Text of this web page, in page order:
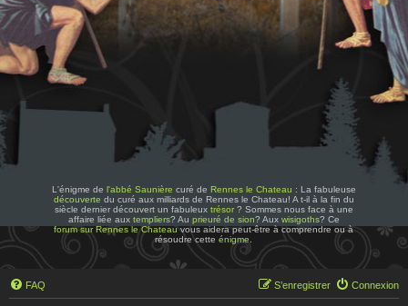
L'énigme de l'abbé Saunière curé de Rennes le Chateau : La fabuleuse
découverte du curé aux milliards de Rennes le Chateau! A t-il à la fin du
siècle dernier découvert un fabuleux trésor? Sommes nous face à une
affaire liée aux templiers? Au prieuré de sion? Aux wisigoths? Ce
forum sur Rennes le Chateauvous aidera peut-être à comprendre ou à
résoudre cetteénigme
FAQ Connexion
S’enregistrer